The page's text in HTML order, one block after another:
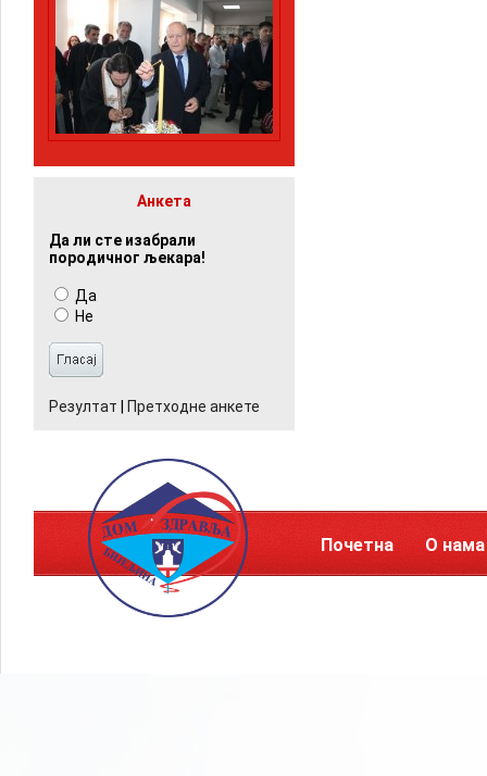
Анкета
Да ли сте изабрали
породичног љекара!
Да
Не
Резултат Претходне анкете
Почетна О нама